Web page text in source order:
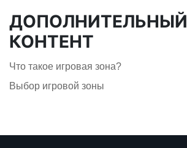
ДОПОЛНИТЕЛЬНЫЙ
КОНТЕНТ
Что такое игровая зона?
Выбор игровой зоны